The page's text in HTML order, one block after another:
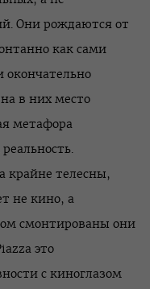
Они рождаются от
как сами
в них место
метафора
крайне телесны,
не кино, а
смонтированы они
это
с киноглазом